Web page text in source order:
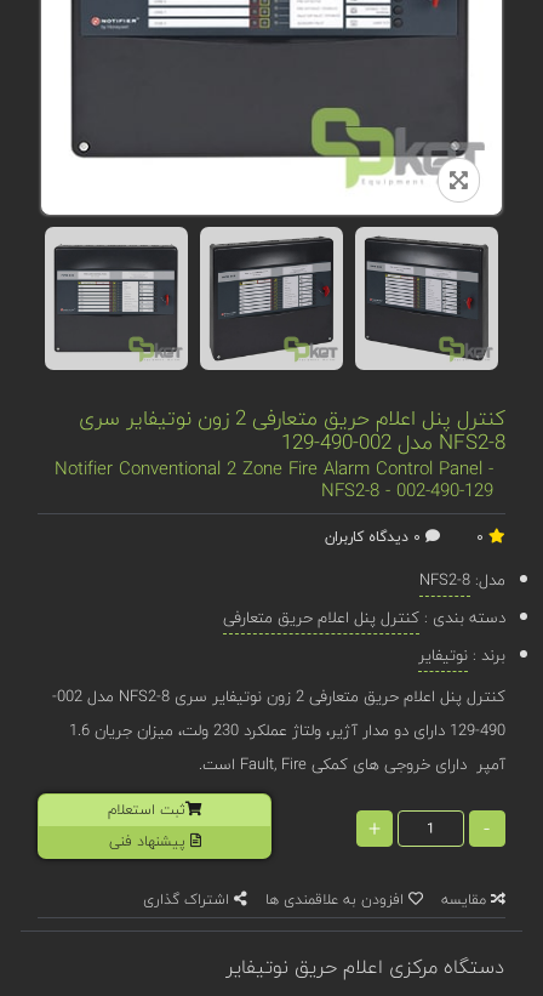
کنترل پنل اعلام حریق متعارفی 2 زون نوتیفایر سری
NFS2-8 مدل 002-490-129
Notifier Conventional 2 Zone Fire Alarm Control Panel -
NFS2-8 - 002-490-129
مدل:NFS2-8
دسته بندی :کنترل پنل اعلام حریق متعارفی
برند :نوتیفایر
کنترل پنل اعلام حریق متعارفی 2 زون نوتیفایر سری NFS2-8 مدل 002-
490-129 دارای دو مدار آژیر، ولتاژ عملکرد 230 ولت، میزان جریان 1.6
آمپر دارای خروجی های کمکی Fault, Fire است.
-
+
ثبت استعلام
پیشنهاد فنی
مقایسه افزودن به علاقمندی ها اشتراک گذاری
دستگاه مرکزی اعلام حریق نوتیفایر